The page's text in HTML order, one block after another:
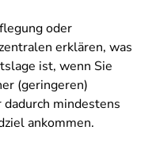
oder
erklären, was
ist, wenn Sie
(geringeren)
mindestens
ankommen.